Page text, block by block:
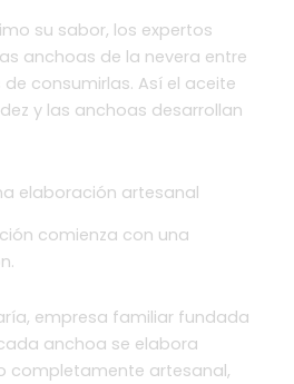
su sabor, los expertos
anchoas de la nevera entre
de consumirlas. Así el aceite
y las anchoas desarrollan
elaboración artesanal
comienza con una
empresa familiar fundada
anchoa se elabora
completamente artesanal,